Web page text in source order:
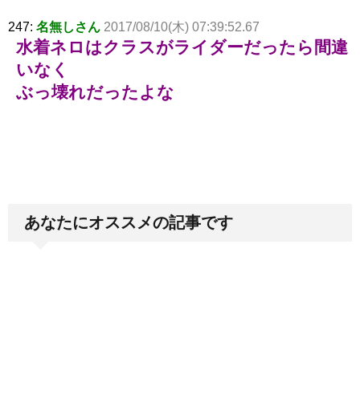
247: 名無しさん 2017/08/10(木) 07:39:52.67
水着ネロはクラスがライダーだったら間違
いなく
ぶっ壊れだったよな
あなたにオススメの記事です